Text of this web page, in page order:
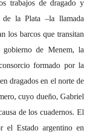
trabajos de dragado y
la Plata –la llamada
los barcos que transitan
de Menem, la
formado por la
dragados en el norte de
cuyo dueño, Gabriel
de los cuadernos. El
el Estado argentino en